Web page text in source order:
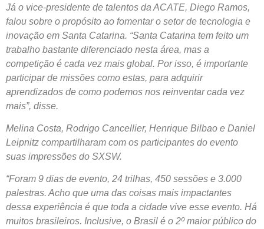
Já o vice-presidente de talentos da ACATE, Diego Ramos,
falou sobre o propósito ao fomentar o setor de tecnologia e
inovação em Santa Catarina. “Santa Catarina tem feito um
trabalho bastante diferenciado nesta área, mas a
competição é cada vez mais global. Por isso, é importante
participar de missões como estas, para adquirir
aprendizados de como podemos nos reinventar cada vez
mais”, disse.
Melina Costa, Rodrigo Cancellier, Henrique Bilbao e Daniel
Leipnitz compartilharam com os participantes do evento
suas impressões do SXSW.
“Foram 9 dias de evento, 24 trilhas, 450 sessões e 3.000
palestras. Acho que uma das coisas mais impactantes
dessa experiência é que toda a cidade vive esse evento. Há
muitos brasileiros. Inclusive, o Brasil é o 2º maior público do